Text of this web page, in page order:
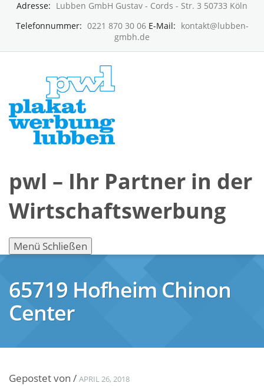
Adresse: Lubben GmbH Gustav - Cords - Str. 3 50733 Köln
Telefonnummer: 0221 870 30 06E-Mail: kontakt@lubben-
gmbh.de
pwl – Ihr Partner in der
Wirtschaftswerbung
Menü Schließen
65719 Hofheim Chinon
Center
Gepostet von / APRIL 26, 2018